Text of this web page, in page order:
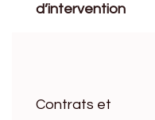
d’intervention
Contrats et